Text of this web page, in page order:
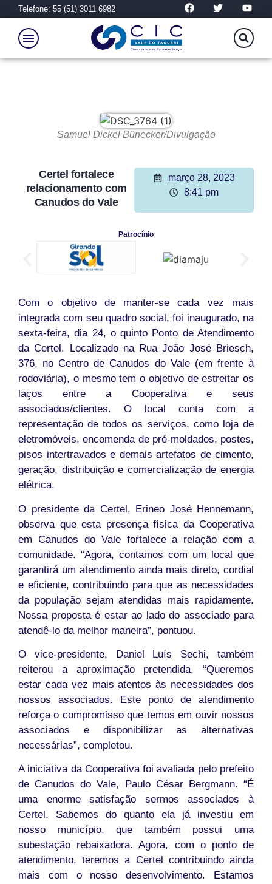
Telefone: 55 (51) 3011 6982
Samuel Dickel Bünecker/Divulgação
Certel fortalece
relacionamento com
Canudos do Vale
março 28, 2023
8:41 pm
Patrocínio
Com o objetivo de manter-se cada vez mais
integrada com seu quadro social, foi inaugurado, na
sexta-feira, dia 24, o quinto Ponto de Atendimento
da Certel. Localizado na Rua João José Briesch,
376, no Centro de Canudos do Vale (em frente à
rodoviária), o mesmo tem o objetivo de estreitar os
laços entre a Cooperativa e seus
associados/clientes. O local conta com a
representação de todos os serviços, como loja de
eletromóveis, encomenda de pré-moldados, postes,
pisos intertravados e demais artefatos de cimento,
geração, distribuição e comercialização de energia
elétrica.
O presidente da Certel, Erineo José Hennemann,
observa que esta presença física da Cooperativa
em Canudos do Vale fortalece a relação com a
comunidade. “Agora, contamos com um local que
garantirá um atendimento ainda mais direto, cordial
e eficiente, contribuindo para que as necessidades
da população sejam atendidas mais rapidamente.
Nossa proposta é estar ao lado do associado para
atendê-lo da melhor maneira”, pontuou.
O vice-presidente, Daniel Luís Sechi, também
reiterou a aproximação pretendida. “Queremos
estar cada vez mais atentos às necessidades dos
nossos associados. Este ponto de atendimento
reforça o compromisso que temos em ouvir nossos
associados e disponibilizar as alternativas
necessárias”, completou.
A iniciativa da Cooperativa foi avaliada pelo prefeito
de Canudos do Vale, Paulo César Bergmann. “É
uma enorme satisfação sermos associados à
Certel. Sabemos do quanto ela já investiu em
nosso município, que também possui uma
subestação rebaixadora. Agora, com o ponto de
atendimento, teremos a Certel contribuindo ainda
mais com o nosso desenvolvimento. Estamos